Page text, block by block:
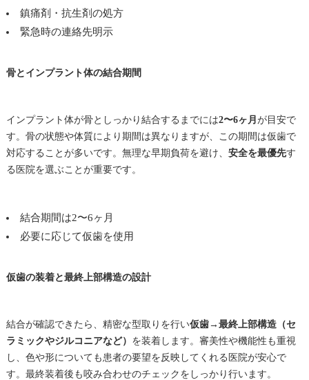
鎮痛剤・抗生剤の処方
緊急時の連絡先明示
骨とインプラント体の結合期間
インプラント体が骨としっかり結合するまでには2〜6ヶ月 が目安で
す。骨の状態や体質により期間は異なりますが、この期間は仮歯で
対応することが多いです。無理な早期負荷を避け、 安全を最優先す
る医院を選ぶことが重要です。
結合期間は2〜6ヶ月
必要に応じて仮歯を使用
仮歯の装着と最終上部構造の設計
結合が確認できたら、精密な型取りを行い仮歯→最終上部構造（セ
ラミックやジルコニアなど） を装着します。審美性や機能性も重視
し、色や形についても患者の要望を反映してくれる医院が安心で
す。最終装着後も咬み合わせのチェックをしっかり行います。